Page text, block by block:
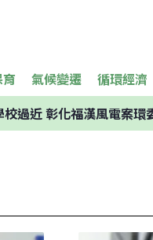
氣候變遷 循環經濟
過近 彰化福漢風電案環